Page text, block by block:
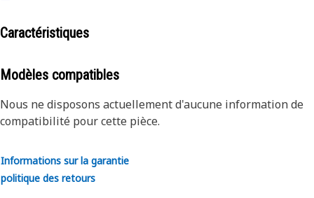
Caractéristiques
Modèles compatibles
Nous ne disposons actuellement d'aucune information de
compatibilité pour cette pièce.
Informations sur la garantie
politique des retours